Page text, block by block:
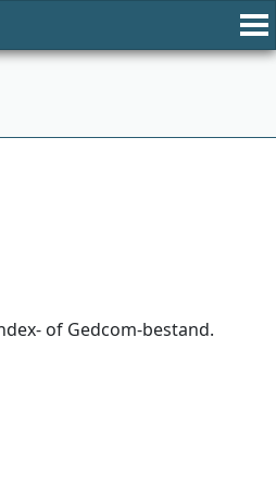
of Gedcom-bestand.